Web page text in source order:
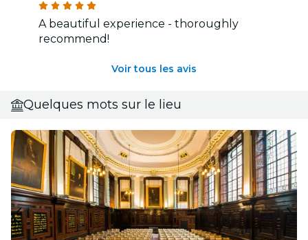
A beautiful experience - thoroughly
recommend!
Voir tous les avis
Quelques mots sur le lieu